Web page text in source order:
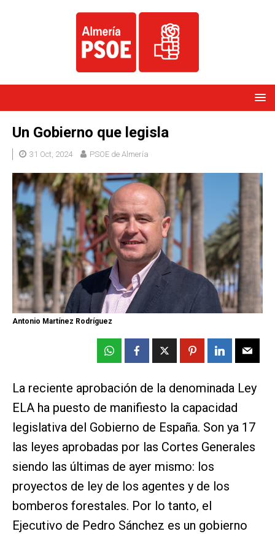
Un Gobierno que legisla
31 Oct, 2024 PSOE de Almería
Antonio Martínez Rodríguez
La reciente aprobación de la denominada Ley
ELA ha puesto de manifiesto la capacidad
legislativa del Gobierno de España. Son ya 17
las leyes aprobadas por las Cortes Generales
siendo las últimas de ayer mismo: los
proyectos de ley de los agentes y de los
bomberos forestales. Por lo tanto, el
Ejecutivo de Pedro Sánchez es un gobierno